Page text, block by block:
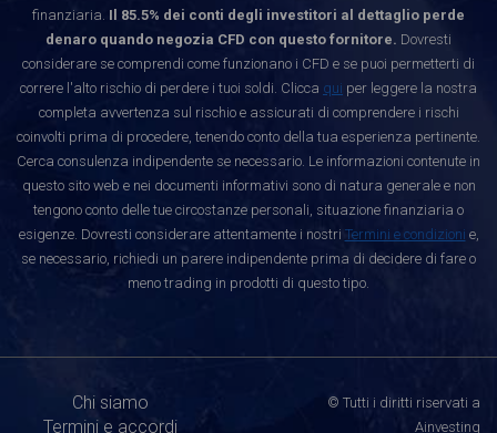
finanziaria. Il 85.5% dei conti degli investitori al dettaglio perde
denaro quando negozia CFD con questo fornitore. Dovresti
considerare se comprendi come funzionano i CFD e se puoi permetterti di
correre l'alto rischio di perdere i tuoi soldi. Clicca qui per leggere la nostra
completa avvertenza sul rischio e assicurati di comprendere i rischi
coinvolti prima di procedere, tenendo conto della tua esperienza pertinente.
Cerca consulenza indipendente se necessario. Le informazioni contenute in
questo sito web e nei documenti informativi sono di natura generale e non
tengono conto delle tue circostanze personali, situazione finanziaria o
esigenze. Dovresti considerare attentamente i nostri Termini e condizioni e,
se necessario, richiedi un parere indipendente prima di decidere di fare o
meno trading in prodotti di questo tipo.
Chi siamo
Termini e accordi
© Tutti i diritti riservati a
Ainvesting